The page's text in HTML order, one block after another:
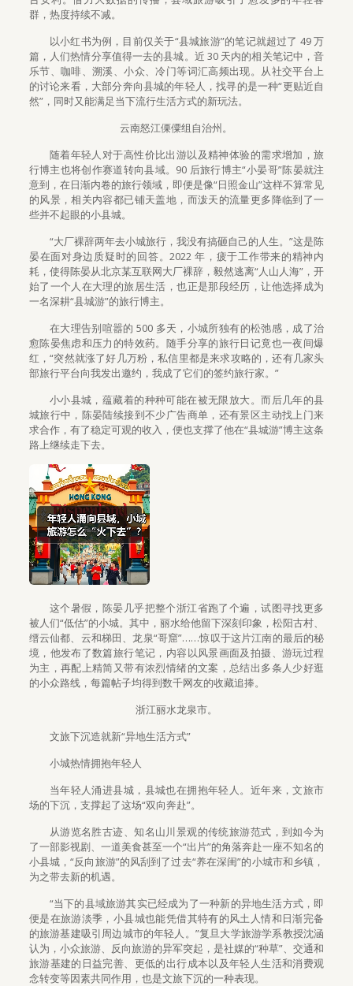
群，热度持续不减。
以小红书为例，目前仅关于“县城旅游”的笔记就超过了 49 万
篇，人们热情分享值得一去的县城。近 30 天内的相关笔记中，音
乐节、咖啡、溯溪、小众、冷门等词汇高频出现。从社交平台上
的讨论来看，大部分奔向县城的年轻人，找寻的是一种“更贴近自
然”，同时又能满足当下流行生活方式的新玩法。
云南怒江傈僳组自治州。
随着年轻人对于高性价比出游以及精神体验的需求增加，旅
行博主也将创作赛道转向县域。90 后旅行博主“小晏哥”陈晏就注
意到，在日渐内卷的旅行领域，即便是像“日照金山”这样不算常见
的风景，相关内容都已铺天盖地，而泼天的流量更多降临到了一
些并不起眼的小县城。
“大厂裸辞两年去小城旅行，我没有搞砸自己的人生。”这是陈
晏在面对身边质疑时的回答。2022 年，疲于工作带来的精神内
耗，使得陈晏从北京某互联网大厂裸辞，毅然逃离“人山人海”，开
始了一个人在大理的旅居生活，也正是那段经历，让他选择成为
一名深耕“县城游”的旅行博主。
在大理告别喧嚣的 500 多天，小城所独有的松弛感，成了治
愈陈晏焦虑和压力的特效药。随手分享的旅行日记竟也一夜间爆
红，“突然就涨了好几万粉，私信里都是来求攻略的，还有几家头
部旅行平台向我发出邀约，我成了它们的签约旅行家。”
小小县城，蕴藏着的种种可能在被无限放大。而后几年的县
城旅行中，陈晏陆续接到不少广告商单，还有景区主动找上门来
求合作，有了稳定可观的收入，便也支撑了他在“县城游”博主这条
路上继续走下去。
这个暑假，陈晏几乎把整个浙江省跑了个遍，试图寻找更多
被人们“低估”的小城。其中，丽水给他留下深刻印象，松阳古村、
缙云仙都、云和梯田、龙泉“哥窟”……惊叹于这片江南的最后的秘
境，他发布了数篇旅行笔记，内容以风景画面及拍摄、游玩过程
为主，再配上精简又带有浓烈情绪的文案，总结出多条人少好逛
的小众路线，每篇帖子均得到数千网友的收藏追捧。
浙江丽水龙泉市。
文旅下沉造就新“异地生活方式”
小城热情拥抱年轻人
当年轻人涌进县城，县城也在拥抱年轻人。近年来，文旅市
场的下沉，支撑起了这场“双向奔赴”。
从游览名胜古迹、知名山川景观的传统旅游范式，到如今为
了一部影视剧、一道美食甚至一个“出片”的角落奔赴一座不知名的
小县城，“反向旅游”的风刮到了过去“养在深闺”的小城市和乡镇，
为之带去新的机遇。
“当下的县域旅游其实已经成为了一种新的异地生活方式，即
便是在旅游淡季，小县城也能凭借其特有的风土人情和日渐完备
的旅游基建吸引周边城市的年轻人。”复旦大学旅游学系教授沈涵
认为，小众旅游、反向旅游的异军突起，是社媒的“种草”、交通和
旅游基建的日益完善、更低的出行成本以及年轻人生活和消费观
念转变等因素共同作用，也是文旅下沉的一种表现。